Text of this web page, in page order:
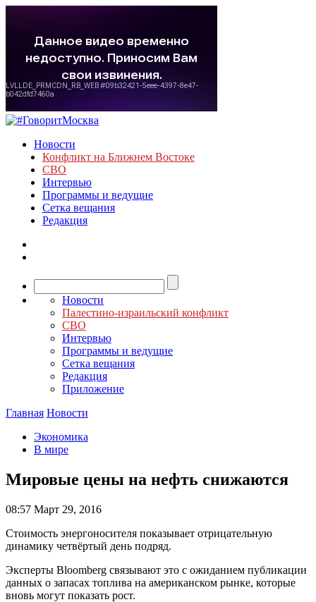
Новости
Конфликт на Ближнем Востоке
СВО
Интервью
Программы и ведущие
Сетка вещания
Редакция
Новости
Палестино-израильский конфликт
СВО
Интервью
Программы и ведущие
Сетка вещания
Редакция
Приложение
Главная Новости
Экономика
В мире
Мировые цены на нефть снижаются
08:57 Март 29, 2016
Стоимость энергоносителя показывает отрицательную
динамику четвёртый день подряд.
Эксперты Bloomberg связывают это с ожиданием публикации
данных о запасах топлива на американском рынке, которые
вновь могут показать рост.